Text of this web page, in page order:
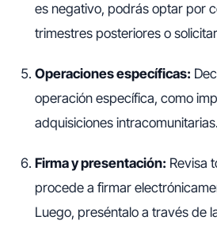
es negativo, podrás optar por
trimestres posteriores o
Operaciones específicas:
operación específica, como
adquisiciones intracomunitarias.
Firma y presentación: Revisa
procede a firmar
Luego, preséntalo a través de